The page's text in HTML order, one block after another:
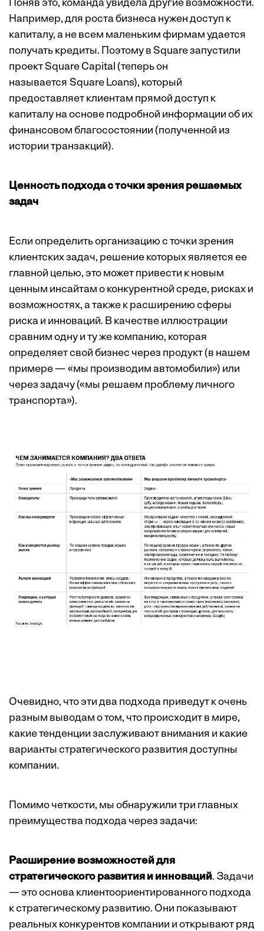
Поняв это, команда увидела другие возможности.
Например, для роста бизнеса нужен доступ к
капиталу, а не всем маленьким фирмам удается
получать кредиты. Поэтому в Square запустили
проект Square Capital (теперь он
называется Square Loans), который
предоставляет клиентам прямой доступ к
капиталу на основе подробной информации об их
финансовом благосостоянии (полученной из
истории транзакций).
Ценность подхода с точки зрения решаемых
задач
Если определить организацию с точки зрения
клиентских задач, решение которых является ее
главной целью, это может привести к новым
ценным инсайтам о конкурентной среде, рисках и
возможностях, а также к расширению сферы
риска и инноваций. В качестве иллюстрации
сравним одну и ту же компанию, которая
определяет свой бизнес через продукт (в нашем
примере — «мы производим автомобили») или
через задачу («мы решаем проблему личного
транспорта»).
Очевидно, что эти два подхода приведут к очень
разным выводам о том, что происходит в мире,
какие тенденции заслуживают внимания и какие
варианты стратегического развития доступны
компании.
Помимо четкости, мы обнаружили три главных
преимущества подхода через задачи:
Расширение возможностей для
стратегического развития и инноваций. Задачи
— это основа клиентоориентированного подхода
к стратегическому развитию. Они показывают
реальных конкурентов компании и открывают ряд